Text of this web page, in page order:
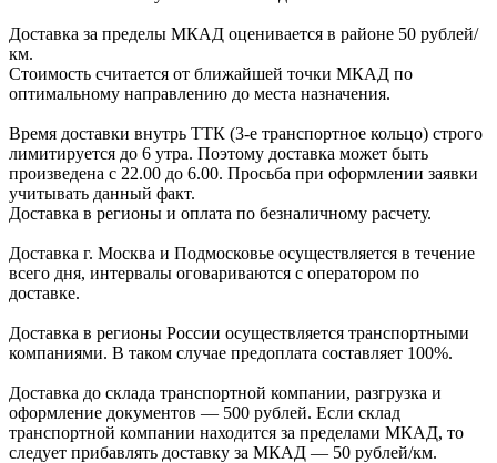
Доставка за пределы МКАД оценивается в районе 50 рублей/
км.
Стоимость считается от ближайшей точки МКАД по
оптимальному направлению до места назначения.
Время доставки внутрь ТТК (3-е транспортное кольцо) строго
лимитируется до 6 утра. Поэтому доставка может быть
произведена с 22.00 до 6.00. Просьба при оформлении заявки
учитывать данный факт.
Доставка в регионы и оплата по безналичному расчету.
Доставка г. Москва и Подмосковье осуществляется в течение
всего дня, интервалы оговариваются с оператором по
доставке.
Доcтавка в регионы России осуществляется транспортными
компаниями. В таком случае предоплата составляет 100%.
Доставка до склада транспортной компании, разгрузка и
оформление документов — 500 рублей. Если склад
транспортной компании находится за пределами МКАД, то
следует прибавлять доставку за МКАД — 50 рублей/км.